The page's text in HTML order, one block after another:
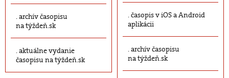
archív časopisu
na týždeň.sk
aktuálne vydanie
časopisu na týždeň.sk
časopis v iOS a Android
aplikácii
archív časopisu
na týždeň.sk